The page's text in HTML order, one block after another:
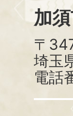
加
〒
埼玉
電話